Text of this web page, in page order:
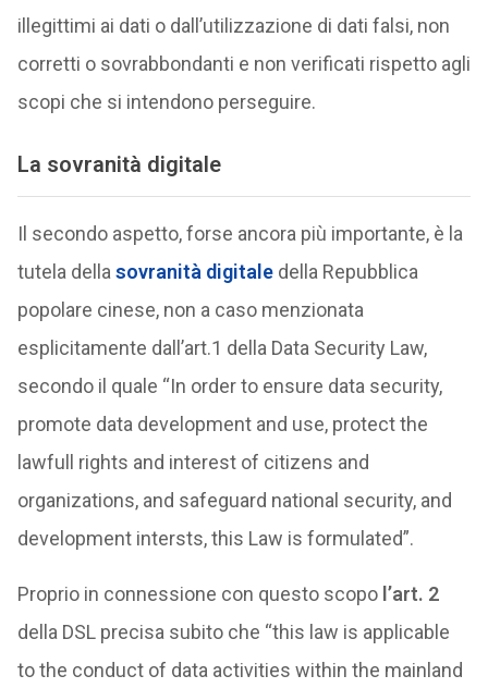
illegittimi ai dati o dall’utilizzazione di dati falsi, non
corretti o sovrabbondanti e non verificati rispetto agli
scopi che si intendono perseguire.
La sovranità digitale
Il secondo aspetto, forse ancora più importante, è la
tutela della sovranità digitaledella Repubblica
popolare cinese, non a caso menzionata
esplicitamente dall’art.1 della Data Security Law,
secondo il quale “In order to ensure data security,
promote data development and use, protect the
lawfull rights and interest of citizens and
organizations, and safeguard national security, and
development intersts, this Law is formulated”.
Proprio in connessione con questo scopo l’art. 2
della DSL precisa subito che “this law is applicable
to the conduct of data activities within the mainland